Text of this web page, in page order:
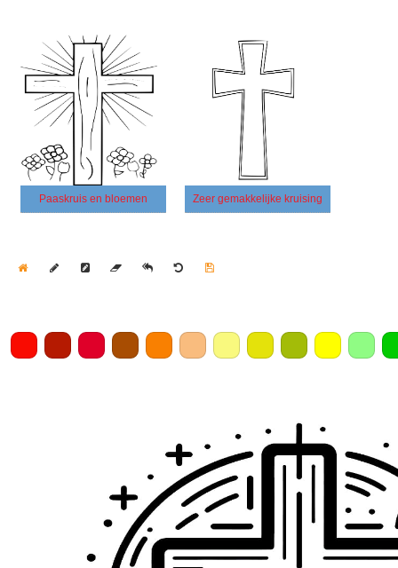
Paaskruis en bloemen Zeer gemakkelijke kruising